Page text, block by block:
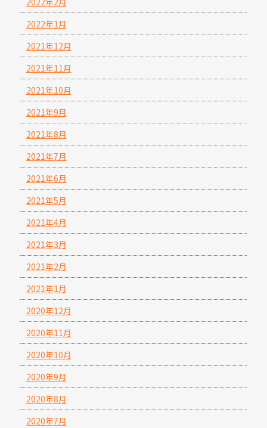
2022年1月
2021年12月
2021年11月
2021年10月
2021年9月
2021年8月
2021年7月
2021年6月
2021年5月
2021年4月
2021年3月
2021年2月
2021年1月
2020年12月
2020年11月
2020年10月
2020年9月
2020年8月
2020年7月